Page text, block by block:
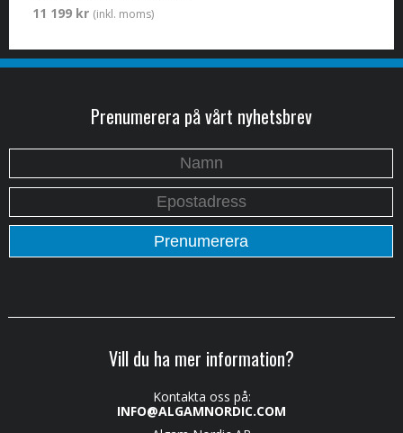
11 199 kr (inkl. moms)
Prenumerera på vårt nyhetsbrev
Vill du ha mer information?
Kontakta oss på:
INFO@ALGAMNORDIC.COM